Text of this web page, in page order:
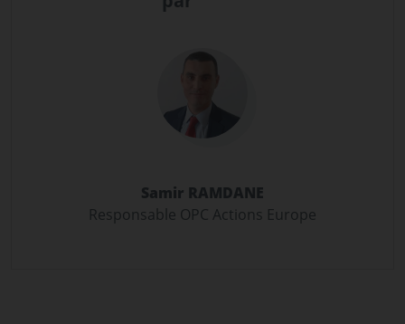
Samir RAMDANE
Responsable OPC Actions Europe